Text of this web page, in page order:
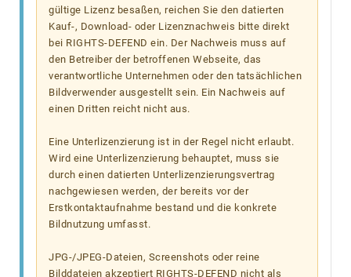
gültige Lizenz besaßen, reichen Sie den datierten
Kauf-, Download- oder Lizenznachweis bitte direkt
bei RIGHTS-DEFEND ein. Der Nachweis muss auf
den Betreiber der betroffenen Webseite, das
verantwortliche Unternehmen oder den tatsächlichen
Bildverwender ausgestellt sein. Ein Nachweis auf
einen Dritten reicht nicht aus.
Eine Unterlizenzierung ist in der Regel nicht erlaubt.
Wird eine Unterlizenzierung behauptet, muss sie
durch einen datierten Unterlizenzierungsvertrag
nachgewiesen werden, der bereits vor der
Erstkontaktaufnahme bestand und die konkrete
Bildnutzung umfasst.
JPG-/JPEG-Dateien, Screenshots oder reine
Bilddateien akzeptiert RIGHTS-DEFEND nicht als